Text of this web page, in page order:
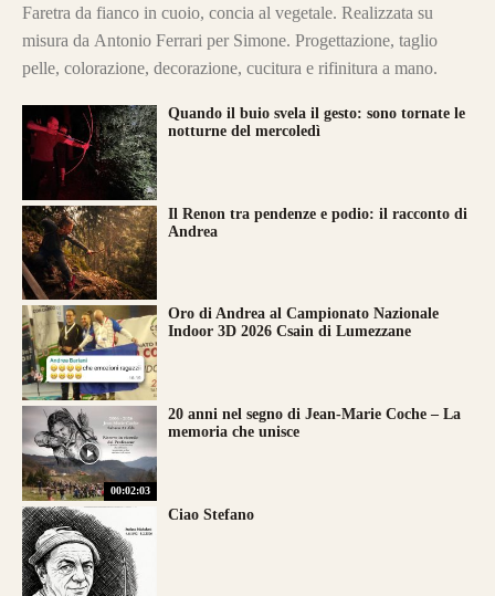
Faretra da fianco in cuoio, concia al vegetale. Realizzata su
misura da Antonio Ferrari per Simone. Progettazione, taglio
pelle, colorazione, decorazione, cucitura e rifinitura a mano.
Quando il buio svela il gesto: sono tornate le
notturne del mercoledì
Il Renon tra pendenze e podio: il racconto di
Andrea
Oro di Andrea al Campionato Nazionale
Indoor 3D 2026 Csain di Lumezzane
00:02:03
20 anni nel segno di Jean-Marie Coche – La
memoria che unisce
Ciao Stefano